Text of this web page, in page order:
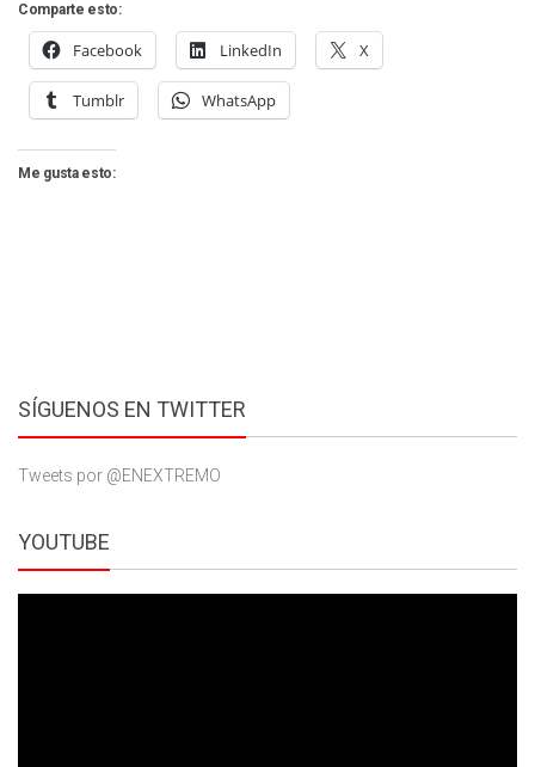
Comparte esto:
Facebook LinkedIn X
Tumblr WhatsApp
Me gusta esto:
SÍGUENOS EN TWITTER
Tweets por @ENEXTREMO
YOUTUBE